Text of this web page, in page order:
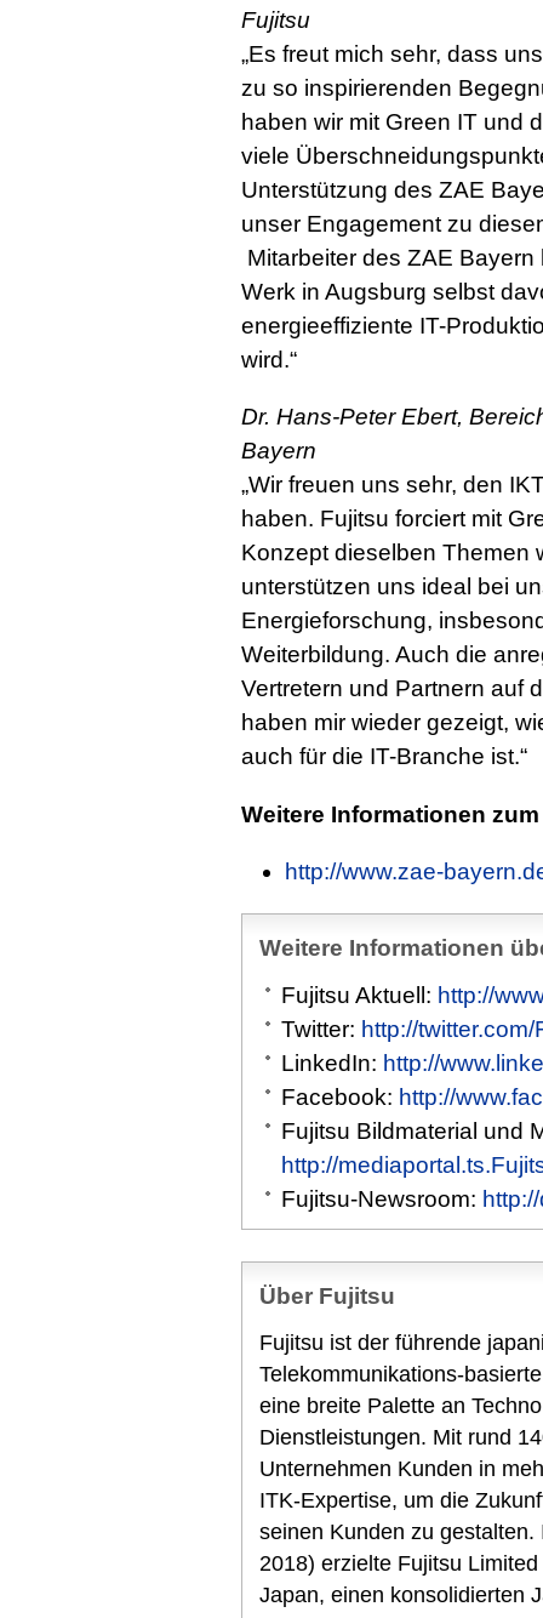
Fujitsu
„Es freut mich sehr, dass
zu so inspirierenden
haben wir mit Green IT und
viele
Unterstützung des ZAE
unser Engagement zu
Mitarbeiter des ZAE
Werk in Augsburg selbst
energieeffiziente IT-
wird.“
Dr. Hans-Peter Ebert,
Bayern
„Wir freuen uns sehr, den
haben. Fujitsu forciert mit
Konzept dieselben Themen
unterstützen uns ideal bei
Energieforschung,
Weiterbildung. Auch die
Vertretern und Partnern auf
haben mir wieder gezeigt,
auch für die IT-Branche ist.“
Weitere Informationen
http://www.zae-
Weitere Informationen
Fujitsu Aktuell: http://
Twitter: http://
LinkedIn: http://
Facebook: http://
Fujitsu Bildmaterial und
http://
Fujitsu-Newsroom:
Über Fujitsu
Fujitsu ist der führende
Telekommunikations-
eine breite Palette an
Dienstleistungen. Mit rund
Unternehmen Kunden in
ITK-Expertise, um die
seinen Kunden zu
2018) erzielte Fujitsu
Japan, einen konsolidierten